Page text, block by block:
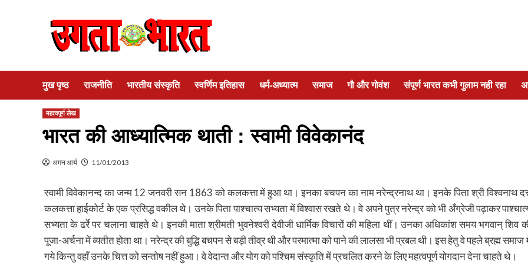
मुख पृष्ठ राजनीति भारतीय संस्कृति स्वर्णिम इतिहास धर्म-अध्यात्म समाज गौ और गोवंश संपूर्ण भारत कभी गुलाम नही रहा
महत्वपूर्ण लेख
भारत की आध्यात्मिक थाती : स्वामी विवेकानंद
अमन आर्य 11/01/2013
स्वामी विवेकानन्द का जन्म 12 जनवरी सन 1863 को कलकत्ता में हुआ था। इनका बचपन का नाम नरेन्द्रनाथ था। इनके पिता श्री विश्वनाथ
कलकत्ता हाईकोर्ट के एक प्रसिद्ध वकील थे। उनके पिता पाश्चात्य सभ्यता में विश्वास रखते थे। वे अपने पुत्र नरेन्द्र को भी अँग्रेजी पढ़ाकर
सभ्यता के ढर्रे पर चलाना चाहते थे। इनकी माता श्रीमती भुवनेश्वरी देवीजी धार्मिक विचारों की महिला थीं। उनका अधिकांश समय भगवान् शिव
पूजा-अर्चना में व्यतीत होता था। नरेन्द्र की बुद्धि बचपन से बड़ी तीव्र थी और परमात्मा को पाने की लालसा भी प्रबल थी। इस हेतु वे पहले ब्रह्म समाज
गये किन्तु वहाँ उनके चित्त को सन्तोष नहीं हुआ। वे वेदान्त और योग को पश्चिम संस्कृति में प्रचलित करने के लिए महत्वपूर्ण योगदान देना चाहते थे।